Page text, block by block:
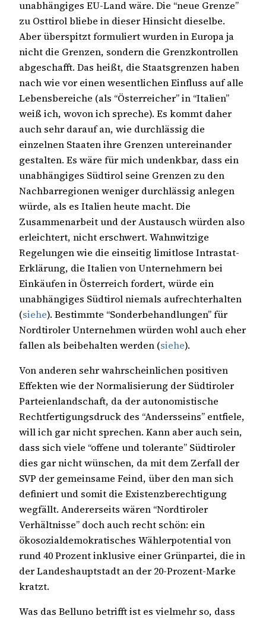
unabhängiges EU-Land wäre. Die “neue Grenze”
zu Osttirol bliebe in dieser Hinsicht dieselbe.
Aber überspitzt formuliert wurden in Europa ja
nicht die Grenzen, sondern die Grenzkontrollen
abgeschafft. Das heißt, die Staatsgrenzen haben
nach wie vor einen wesentlichen Einfluss auf alle
Lebensbereiche (als “Österreicher” in “Italien”
weiß ich, wovon ich spreche). Es kommt daher
auch sehr darauf an, wie durchlässig die
einzelnen Staaten ihre Grenzen untereinander
gestalten. Es wäre für mich undenkbar, dass ein
unabhängiges Südtirol seine Grenzen zu den
Nachbarregionen weniger durchlässig anlegen
würde, als es Italien heute macht. Die
Zusammenarbeit und der Austausch würden also
erleichtert, nicht erschwert. Wahnwitzige
Regelungen wie die einseitig limitlose Intrastat-
Erklärung, die Italien von Unternehmern bei
Einkäufen in Österreich fordert, würde ein
unabhängiges Südtirol niemals aufrechterhalten
(siehe). Bestimmte “Sonderbehandlungen” für
Nordtiroler Unternehmen würden wohl auch eher
fallen als beibehalten werden (siehe).
Von anderen sehr wahrscheinlichen positiven
Effekten wie der Normalisierung der Südtiroler
Parteienlandschaft, da der autonomistische
Rechtfertigungsdruck des “Andersseins” entfiele,
will ich gar nicht sprechen. Kann aber auch sein,
dass sich viele “offene und tolerante” Südtiroler
dies gar nicht wünschen, da mit dem Zerfall der
SVP der gemeinsame Feind, über den man sich
definiert und somit die Existenzberechtigung
wegfällt. Andererseits wären “Nordtiroler
Verhältnisse” doch auch recht schön: ein
ökosozialdemokratisches Wählerpotential von
rund 40 Prozent inklusive einer Grünpartei, die in
der Landeshauptstadt an der 20-Prozent-Marke
kratzt.
Was das Belluno betrifft ist es vielmehr so, dass